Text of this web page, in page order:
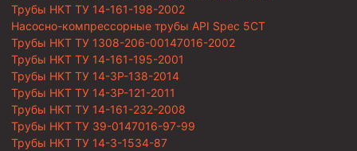
Трубы НКТ ТУ 14-161-198-2002
Насосно-компрессорные трубы API Spec 5CT
Трубы НКТ ТУ 1308-206-00147016-2002
Трубы НКТ ТУ 14-161-195-2001
Трубы НКТ ТУ 14-3Р-138-2014
Трубы НКТ ТУ 14-3Р-121-2011
Трубы НКТ ТУ 14-161-232-2008
Трубы НКТ ТУ 39-0147016-97-99
Трубы НКТ ТУ 14-3-1534-87